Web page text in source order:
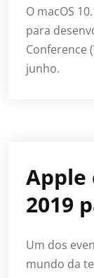
O macOS
para
Conference
junho.
Apple
2019
Um dos
mundo da